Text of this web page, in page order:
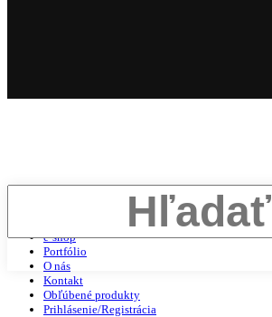
Search
e-shop
Portfólio
O nás
Kontakt
Obľúbené produkty
Prihlásenie/Registrácia